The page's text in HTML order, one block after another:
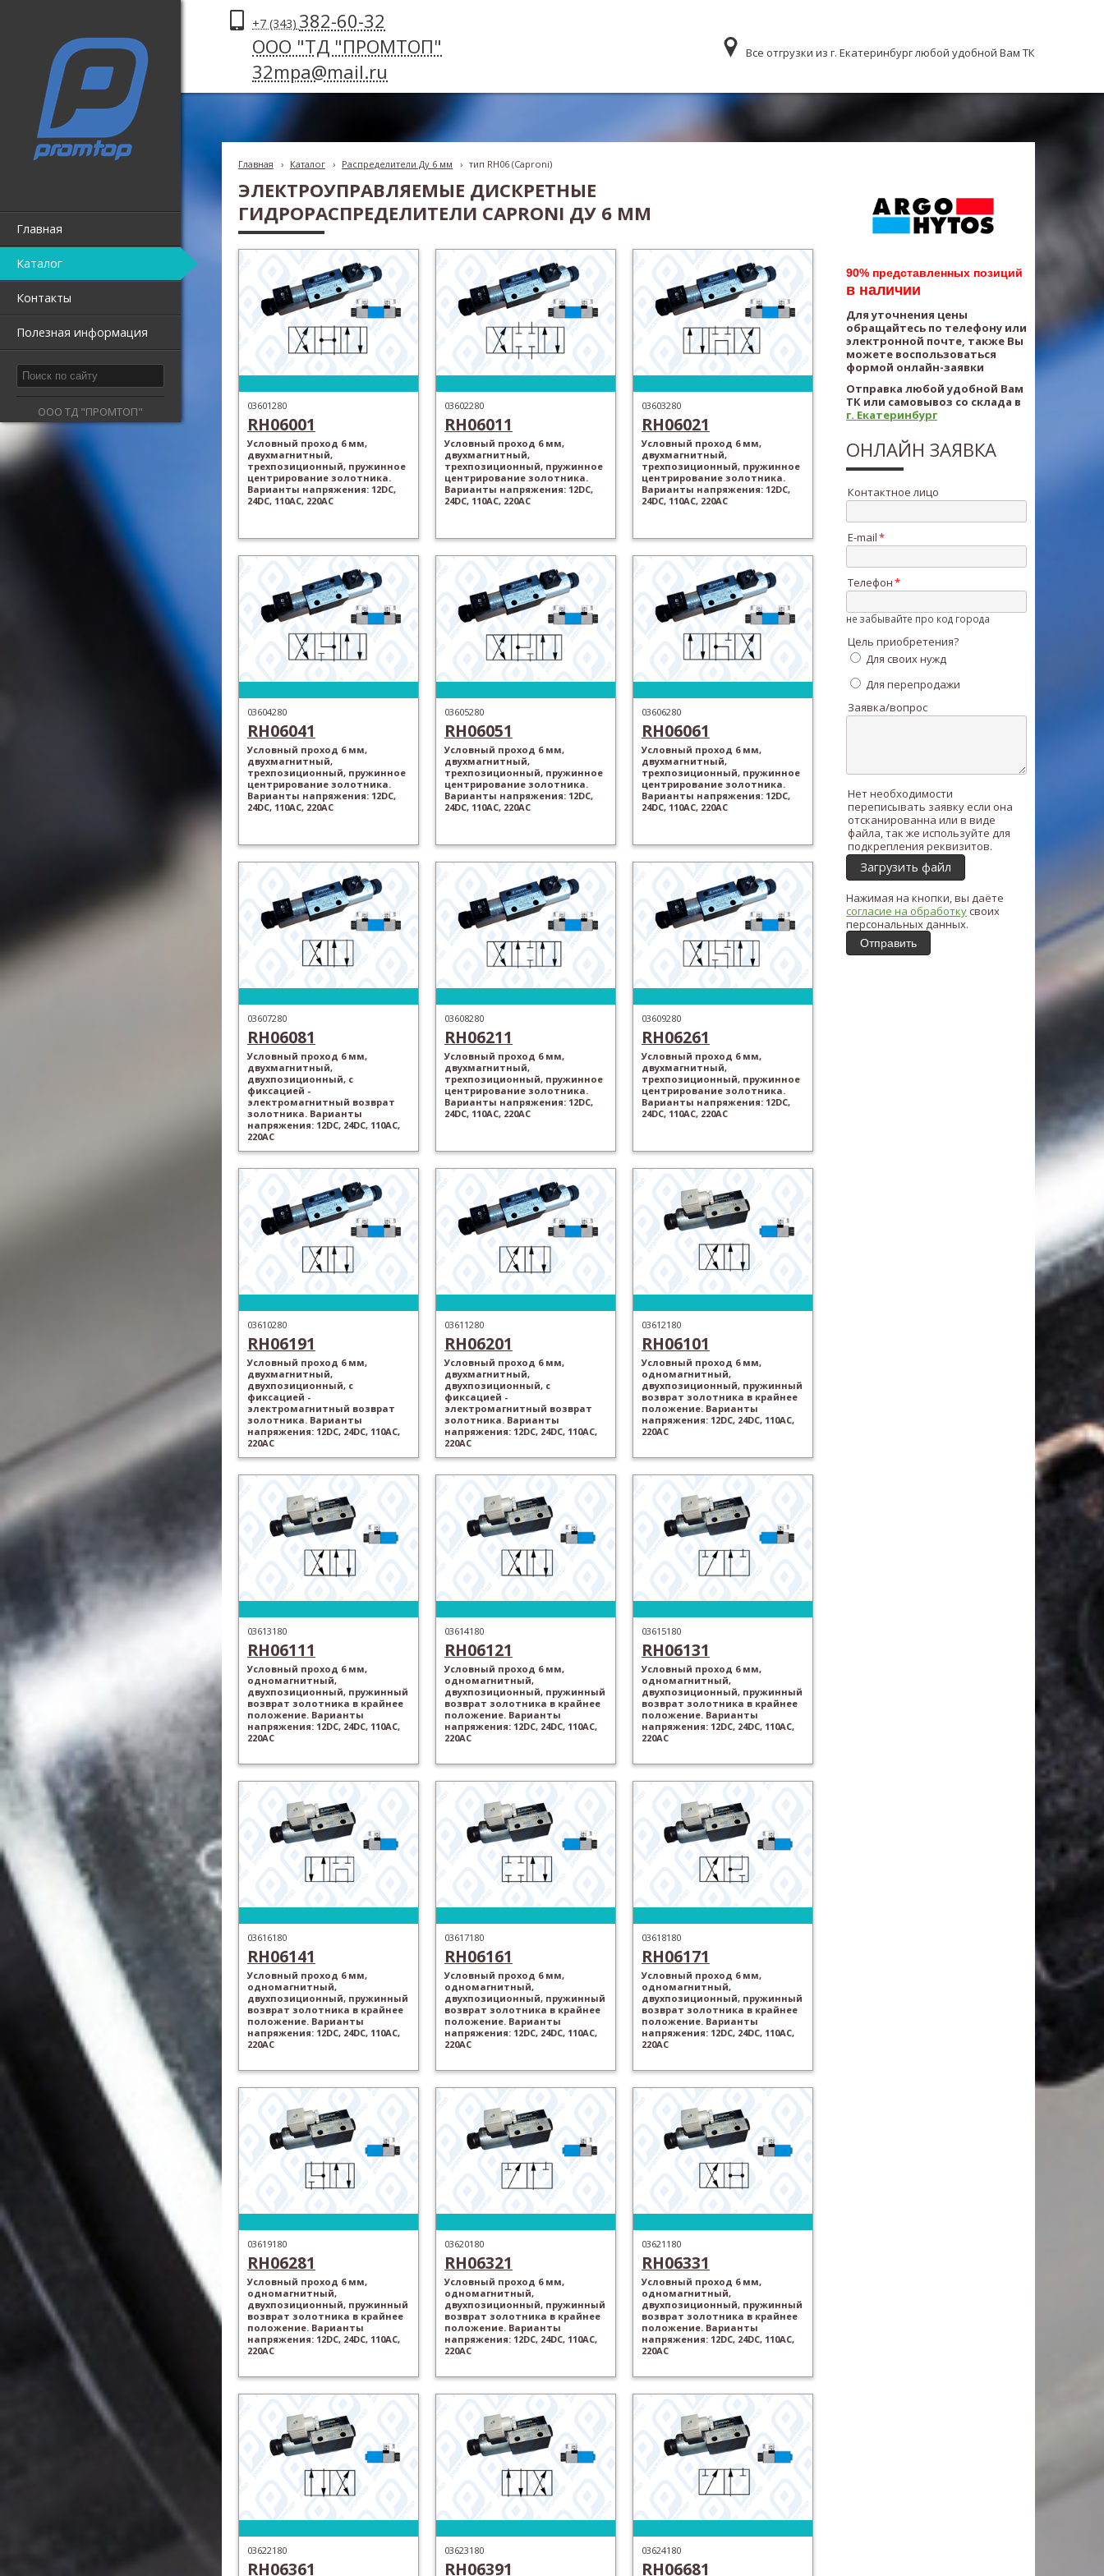
Главная
Каталог
Контакты
Полезная информация
ООО ТД "ПРОМТОП"
+7 (343) 382-60-32
ООО "ТД "ПРОМТОП"
32mpa@mail.ru
Все отгрузки из г. Екатеринбург любой удобной Вам ТК
Главная › Каталог › Распределители Ду 6 мм › тип RH06 (Caproni)
ЭЛЕКТРОУПРАВЛЯЕМЫЕ ДИСКРЕТНЫЕ
ГИДРОРАСПРЕДЕЛИТЕЛИ CAPRONI ДУ 6 ММ
03601280
RH06001
Условный проход 6 мм,
двухмагнитный,
трехпозиционный, пружинное
центрирование золотника.
Варианты напряжения: 12DC,
24DC, 110AC, 220AC
03602280
RH06011
Условный проход 6 мм,
двухмагнитный,
трехпозиционный, пружинное
центрирование золотника.
Варианты напряжения: 12DC,
24DC, 110AC, 220AC
03603280
RH06021
Условный проход 6 мм,
двухмагнитный,
трехпозиционный, пружинное
центрирование золотника.
Варианты напряжения: 12DC,
24DC, 110AC, 220AC
03604280
RH06041
Условный проход 6 мм,
двухмагнитный,
трехпозиционный, пружинное
центрирование золотника.
Варианты напряжения: 12DC,
24DC, 110AC, 220AC
03605280
RH06051
Условный проход 6 мм,
двухмагнитный,
трехпозиционный, пружинное
центрирование золотника.
Варианты напряжения: 12DC,
24DC, 110AC, 220AC
03606280
RH06061
Условный проход 6 мм,
двухмагнитный,
трехпозиционный, пружинное
центрирование золотника.
Варианты напряжения: 12DC,
24DC, 110AC, 220AC
03607280
RH06081
Условный проход 6 мм,
двухмагнитный,
двухпозиционный, с
фиксацией -
электромагнитный возврат
золотника. Варианты
напряжения: 12DC, 24DC, 110AC,
220AC
03608280
RH06211
Условный проход 6 мм,
двухмагнитный,
трехпозиционный, пружинное
центрирование золотника.
Варианты напряжения: 12DC,
24DC, 110AC, 220AC
03609280
RH06261
Условный проход 6 мм,
двухмагнитный,
трехпозиционный, пружинное
центрирование золотника.
Варианты напряжения: 12DC,
24DC, 110AC, 220AC
03610280
RH06191
Условный проход 6 мм,
двухмагнитный,
двухпозиционный, с
фиксацией -
электромагнитный возврат
золотника. Варианты
напряжения: 12DC, 24DC, 110AC,
220AC
03611280
RH06201
Условный проход 6 мм,
двухмагнитный,
двухпозиционный, с
фиксацией -
электромагнитный возврат
золотника. Варианты
напряжения: 12DC, 24DC, 110AC,
220AC
03612180
RH06101
Условный проход 6 мм,
одномагнитный,
двухпозиционный, пружинный
возврат золотника в крайнее
положение. Варианты
напряжения: 12DC, 24DC, 110AC,
220AC
03613180
RH06111
Условный проход 6 мм,
одномагнитный,
двухпозиционный, пружинный
возврат золотника в крайнее
положение. Варианты
напряжения: 12DC, 24DC, 110AC,
220AC
03614180
RH06121
Условный проход 6 мм,
одномагнитный,
двухпозиционный, пружинный
возврат золотника в крайнее
положение. Варианты
напряжения: 12DC, 24DC, 110AC,
220AC
03615180
RH06131
Условный проход 6 мм,
одномагнитный,
двухпозиционный, пружинный
возврат золотника в крайнее
положение. Варианты
напряжения: 12DC, 24DC, 110AC,
220AC
03616180
RH06141
Условный проход 6 мм,
одномагнитный,
двухпозиционный, пружинный
возврат золотника в крайнее
положение. Варианты
напряжения: 12DC, 24DC, 110AC,
220AC
03617180
RH06161
Условный проход 6 мм,
одномагнитный,
двухпозиционный, пружинный
возврат золотника в крайнее
положение. Варианты
напряжения: 12DC, 24DC, 110AC,
220AC
03618180
RH06171
Условный проход 6 мм,
одномагнитный,
двухпозиционный, пружинный
возврат золотника в крайнее
положение. Варианты
напряжения: 12DC, 24DC, 110AC,
220AC
03619180
RH06281
Условный проход 6 мм,
одномагнитный,
двухпозиционный, пружинный
возврат золотника в крайнее
положение. Варианты
напряжения: 12DC, 24DC, 110AC,
220AC
03620180
RH06321
Условный проход 6 мм,
одномагнитный,
двухпозиционный, пружинный
возврат золотника в крайнее
положение. Варианты
напряжения: 12DC, 24DC, 110AC,
220AC
03621180
RH06331
Условный проход 6 мм,
одномагнитный,
двухпозиционный, пружинный
возврат золотника в крайнее
положение. Варианты
напряжения: 12DC, 24DC, 110AC,
220AC
03622180
RH06361
03623180
RH06391
03624180
RH06681
90% представленных позиций
в наличии
Для уточнения цены
обращайтесь по телефону или
электронной почте, также Вы
можете воспользоваться
формой онлайн-заявки
Отправка любой удобной Вам
ТК или самовывоз со склада в
г. Екатеринбург
ОНЛАЙН ЗАЯВКА
Контактное лицо
E-mail
Телефон
не забывайте про код города
Цель приобретения?
Для своих нужд
Для перепродажи
Заявка/вопрос
Нет необходимости
переписывать заявку если она
отсканированна или в виде
файла, так же используйте для
подкрепления реквизитов.
Загрузить файл
Нажимая на кнопки, вы даёте
согласие на обработкусвоих
персональных данных.
Отправить